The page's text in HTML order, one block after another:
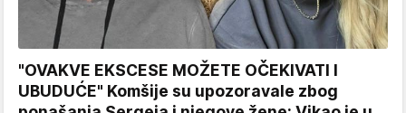
"OVAKVE EKSCESE MOŽETE OČEKIVATI I
UBUDUĆE" Komšije su upozoravale zbog